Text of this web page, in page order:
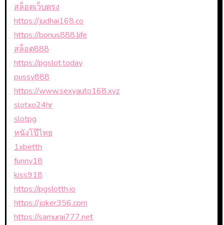
สล็อตเว็บตรง
https://judhai168.co
https://bonus888.life
สล็อต888
https://pgslot.today
pussy888
https://www.sexyauto168.xyz
slotxo24hr
slotpg
หนังโป๊ไทย
1xbetth
funny18
kiss918
https://pgslotth.io
https://joker356.com
https://samurai777.net